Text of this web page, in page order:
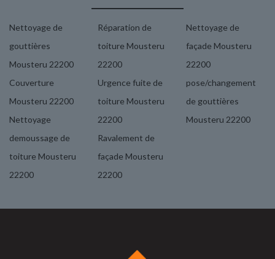
Nettoyage de
gouttières
Mousteru 22200
Couverture
Mousteru 22200
Nettoyage
demoussage de
toiture Mousteru
22200
Réparation de
toiture Mousteru
22200
Urgence fuite de
toiture Mousteru
22200
Ravalement de
façade Mousteru
22200
Nettoyage de
façade Mousteru
22200
pose/changement
de gouttières
Mousteru 22200